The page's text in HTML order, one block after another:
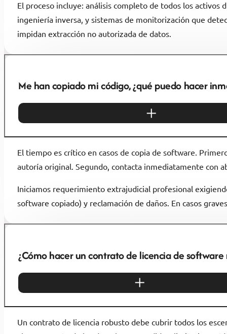
El proceso incluye: análisis completo de todos los
ingeniería inversa, y sistemas de monitorización que
impidan extracción no autorizada de datos.
Me han copiado mi código, ¿qué puedo hacer
El tiempo es crítico en casos de copia de software.
autoría original. Segundo, contacta inmediatamente con
Iniciamos requerimiento extrajudicial profesional
software copiado) y reclamación de daños. En casos
¿Cómo hacer un contrato de licencia de software
Un contrato de licencia robusto debe cubrir todos los